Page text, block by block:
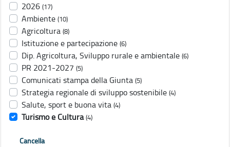
2026 (17)
Ambiente (10)
Agricoltura (8)
Istituzione e partecipazione (6)
Dip. Agricoltura, Sviluppo rurale e ambientale (6)
PR 2021-2027 (5)
Comunicati stampa della Giunta (5)
Strategia regionale di sviluppo sostenibile (4)
Salute, sport e buona vita (4)
Turismo e Cultura (4)
Cancella